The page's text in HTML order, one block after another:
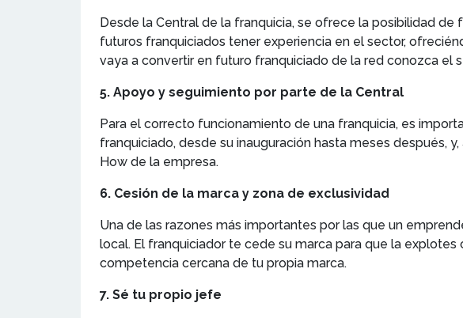
Desde la Central de la franquicia, se ofrece la posibilidad
futuros franquiciados tener experiencia en el sector,
vaya a convertir en futuro franquiciado de la red conozca el
5. Apoyo y seguimiento por parte de la Central
Para el correcto funcionamiento de una franquicia, es
franquiciado, desde su inauguración hasta meses después,
How de la empresa.
6. Cesión de la marca y zona de exclusividad
Una de las razones más importantes por las que un
local. El franquiciador te cede su marca para que la
competencia cercana de tu propia marca.
7. Sé tu propio jefe